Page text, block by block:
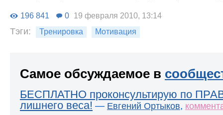
196 841 0 19 февраля 2010, 13:14
Тэги: Тренировка Мотивация
Самое обсуждаемое в
БЕСПЛАТНО проконсультирую по
лишнего веса! — Евгений Ортыков,